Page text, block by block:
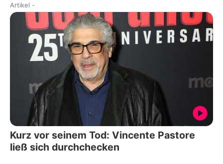
Artikel -
Kurz vor seinem Tod: Vincente Pastore
ließ sich durchchecken